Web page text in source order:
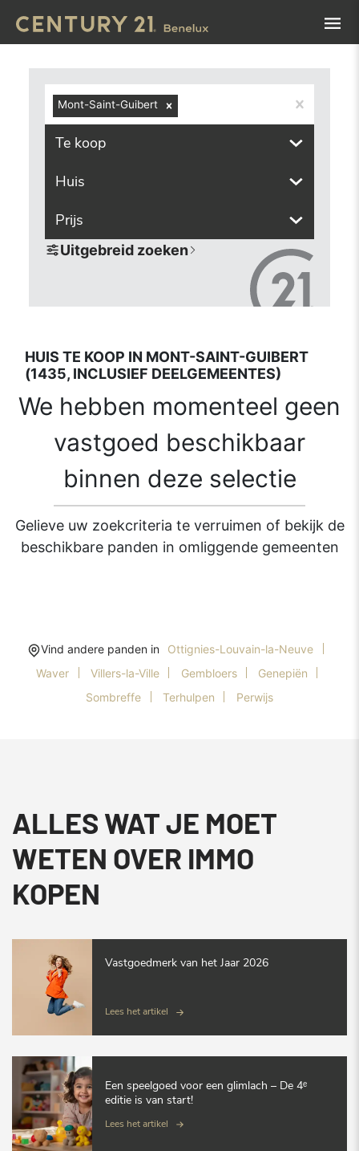
Mont-Saint-Guibert
Te koop
Huis
Prijs
Uitgebreid zoeken
HUIS TE KOOP IN MONT-SAINT-GUIBERT
(1435, INCLUSIEF DEELGEMEENTES)
We hebben momenteel geen
vastgoed beschikbaar
binnen deze selectie
Gelieve uw zoekcriteria te verruimen of bekijk de
beschikbare panden in omliggende gemeenten
Vind andere panden in
Ottignies-Louvain-la-Neuve
Waver
Villers-la-Ville Gembloers
Genepiën
Sombreffe
Terhulpen Perwijs
ALLES WAT JE MOET
WETEN OVER IMMO
KOPEN
Vastgoedmerk van het Jaar 2026
Lees het artikel
Een speelgoed voor een glimlach – De 4ᵉ
editie is van start!
Lees het artikel